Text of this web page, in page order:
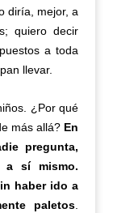
diría, mejor, a
quiero decir
a toda
llevar.
¿Por qué
más allá? En
pregunta,
a sí mismo.
haber ido a
paletos.